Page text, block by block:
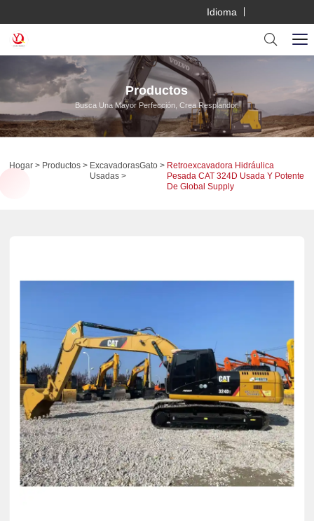
Idioma
Productos
Busca Una Mayor Perfección, Crea Resplandor.
Hogar Productos
Excavadoras
Usadas
Gato
Retroexcavadora Hidráulica
Pesada CAT 324D Usada Y Potente
De Global Supply